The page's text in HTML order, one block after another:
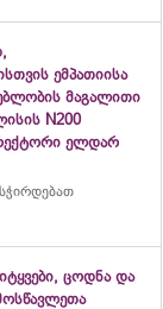
ემპათიისა
მაგალითი
N200
ელდარ
ცოდნა და